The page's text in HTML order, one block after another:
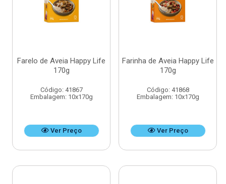
Farelo de Aveia Happy Life
170g
Código: 41867
Embalagem: 10x170g
Ver Preço
Farinha de Aveia Happy Life
170g
Código: 41868
Embalagem: 10x170g
Ver Preço